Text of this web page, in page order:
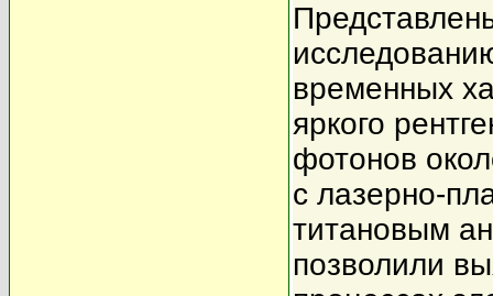
временных
яркого
фотонов
с лазерно-
титановым
позволили